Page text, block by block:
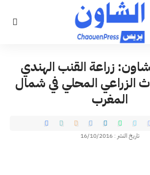
زراعة القنب الهندي
الزراعي المحلي في شمال
المغرب
تاريخ النشر : 16/10/2016